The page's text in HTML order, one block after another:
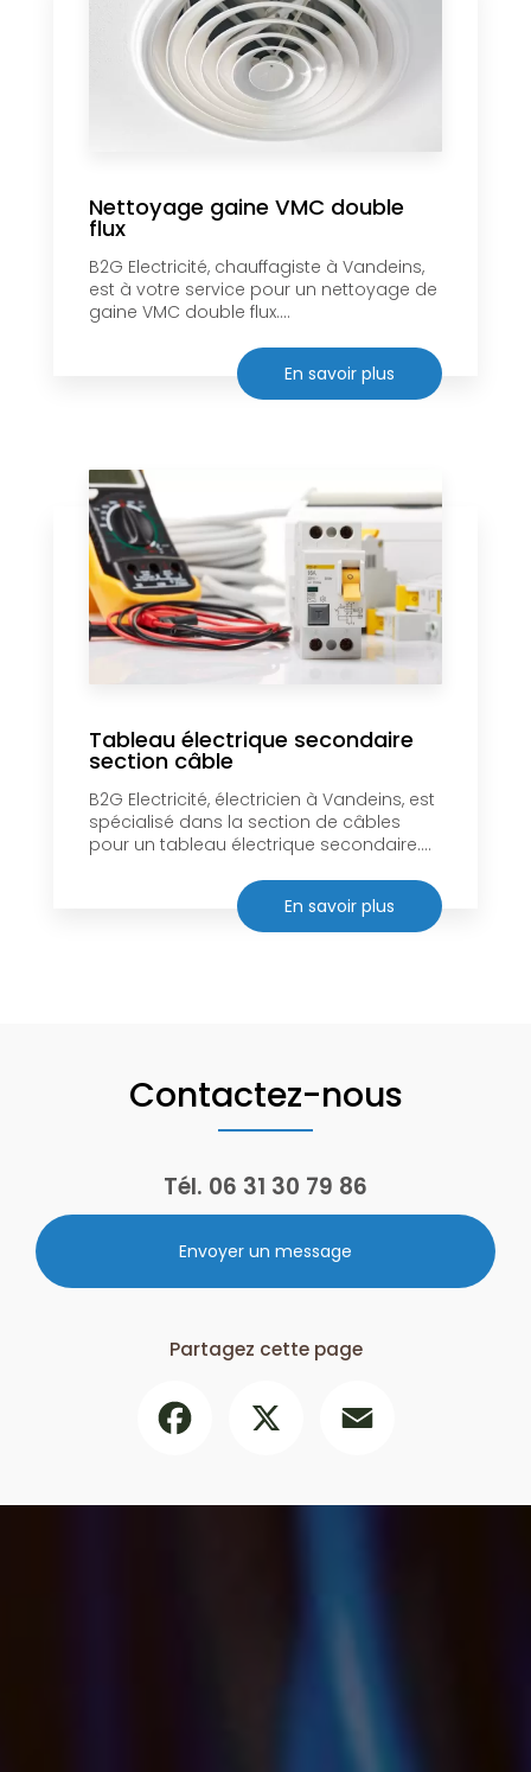
Nettoyage gaine VMC double
flux
B2G Electricité, chauffagiste à Vandeins,
est à votre service pour un nettoyage de
gaine VMC double flux....
En savoir plus
Tableau électrique secondaire
section câble
B2G Electricité, électricien à Vandeins, est
spécialisé dans la section de câbles
pour un tableau électrique secondaire....
En savoir plus
Contactez-nous
Tél. 06 31 30 79 86
Envoyer un message
Partagez cette page